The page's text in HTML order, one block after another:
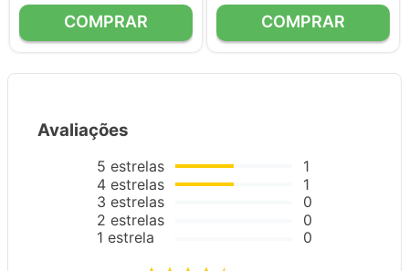
Avaliações
5 estrelas
4 estrelas
3 estrelas
2 estrelas
1 estrela
1
1
0
0
0